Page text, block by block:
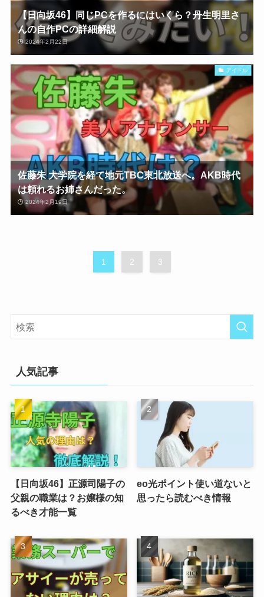
【日向坂46】同じPCを作るにはいくら？丹生明里さ
んの自作PCの詳細解説
2024年2月22日
アイドル
佐藤朱 大学院を経て地元TBC東北放送へ。AKB時代
は頼れるお姉さんだった。
2024年2月19日
1 2 3
人気記事
【日向坂46】正源司陽子の
父親の職業は？お嬢様の知
るべき才能一覧
eo光ポイント使い道ないと
思ったら読むべき情報